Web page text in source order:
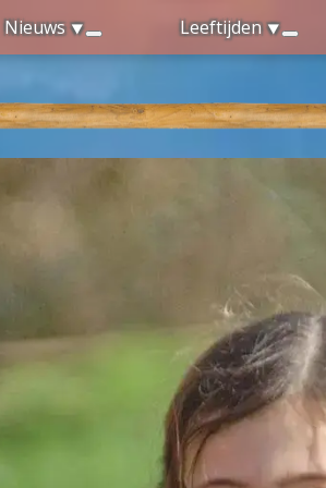
Nieuws Leeftijden